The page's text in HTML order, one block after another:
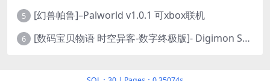
5 [幻兽帕鲁]–Palworld v1.0.1 可xbox联机
6 [数码宝贝物语 时空异客-数字终极版]- Digimon Story Time Stranger-Build.23514637